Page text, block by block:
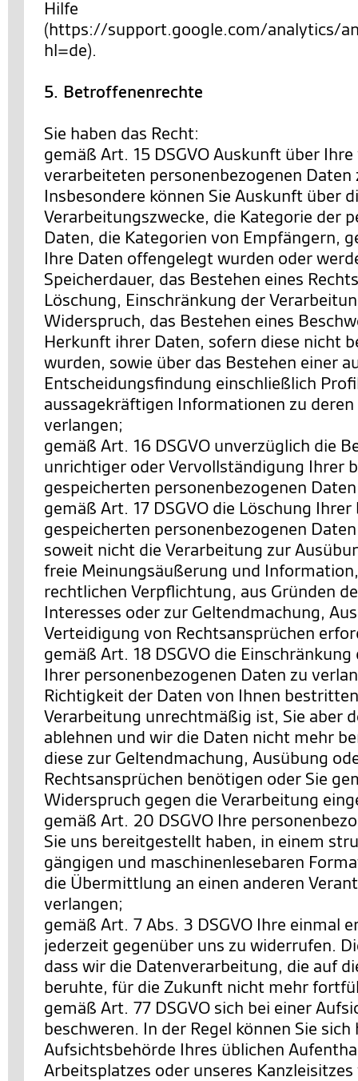
Hilfe
(https://support.google.com/analytics/
hl=de).
5. Betroffenenrechte
Sie haben das Recht:
gemäß Art. 15 DSGVO Auskunft über
verarbeiteten personenbezogenen Daten
Insbesondere können Sie Auskunft über
Verarbeitungszwecke, die Kategorie der
Daten, die Kategorien von Empfängern,
Ihre Daten offengelegt wurden oder
Speicherdauer, das Bestehen eines
Löschung, Einschränkung der
Widerspruch, das Bestehen eines
Herkunft ihrer Daten, sofern diese nicht
wurden, sowie über das Bestehen einer
Entscheidungsfindung einschließlich
aussagekräftigen Informationen zu
verlangen;
gemäß Art. 16 DSGVO unverzüglich die
unrichtiger oder Vervollständigung Ihrer
gespeicherten personenbezogenen
gemäß Art. 17 DSGVO die Löschung Ihrer
gespeicherten personenbezogenen
soweit nicht die Verarbeitung zur
freie Meinungsäußerung und
rechtlichen Verpflichtung, aus Gründen
Interesses oder zur Geltendmachung,
Verteidigung von Rechtsansprüchen
gemäß Art. 18 DSGVO die
Ihrer personenbezogenen Daten zu
Richtigkeit der Daten von Ihnen
Verarbeitung unrechtmäßig ist, Sie aber
ablehnen und wir die Daten nicht mehr
diese zur Geltendmachung, Ausübung
Rechtsansprüchen benötigen oder Sie
Widerspruch gegen die Verarbeitung
gemäß Art. 20 DSGVO Ihre
Sie uns bereitgestellt haben, in einem
gängigen und maschinenlesebaren
die Übermittlung an einen anderen
verlangen;
gemäß Art. 7 Abs. 3 DSGVO Ihre einmal
jederzeit gegenüber uns zu widerrufen.
dass wir die Datenverarbeitung, die auf
beruhte, für die Zukunft nicht mehr
gemäß Art. 77 DSGVO sich bei einer
beschweren. In der Regel können Sie
Aufsichtsbehörde Ihres üblichen
Arbeitsplatzes oder unseres